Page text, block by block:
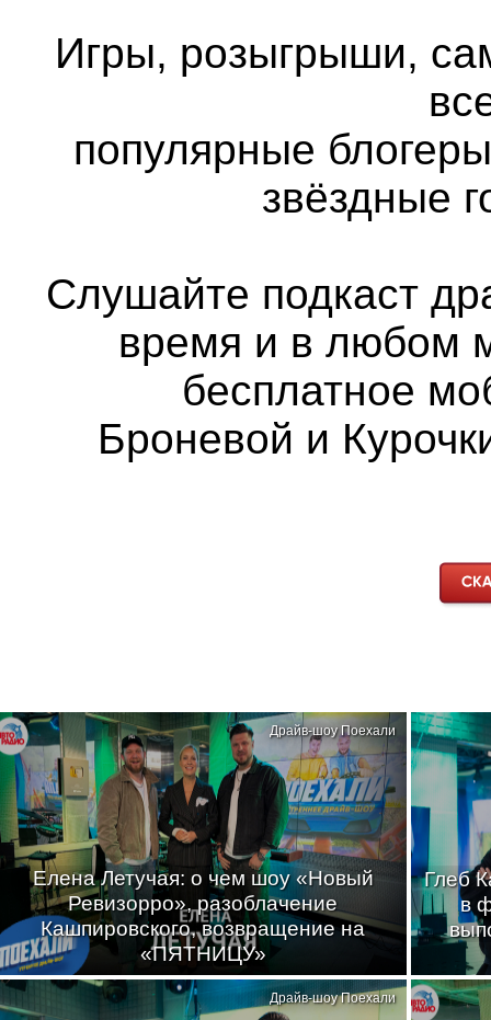
Игры, розыгрыши,
популярные
звёздные
Слушайте подкаст
время и в любом
бесплатное
Броневой и
Елена Летучая: о чем шоу «Новый
Ревизорро», разоблачение
Кашпировского, возвращение на
«ПЯТНИЦУ»
Драйв-шоу Поехали
Глеб
в
Драйв-шоу Поехали